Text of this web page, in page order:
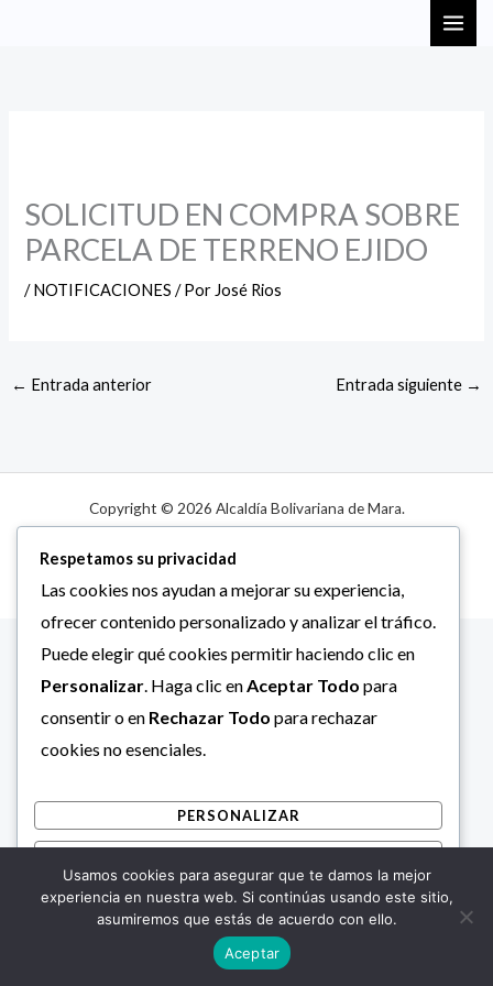
SOLICITUD EN COMPRA SOBRE
PARCELA DE TERRENO EJIDO
/NOTIFICACIONES / Por José Rios
← Entrada anterior Entrada siguiente →
Copyright © 2026 Alcaldía Bolivariana de Mara.
Respetamos su privacidad
Las cookies nos ayudan a mejorar su experiencia,
ofrecer contenido personalizado y analizar el tráfico.
Puede elegir qué cookies permitir haciendo clic en
Personalizar. Haga clic enAceptar Todo para
consentir o en Rechazar Todo para rechazar
cookies no esenciales.
PERSONALIZAR
ACEPTAR TODO
Desarrollado por
Usamos cookies para asegurar que te damos la mejor
experiencia en nuestra web. Si continúas usando este sitio,
asumiremos que estás de acuerdo con ello.
Aceptar